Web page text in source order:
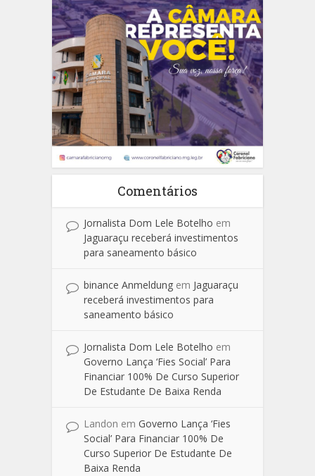
Comentários
Jornalista Dom Lele Botelho em
Jaguaraçu receberá investimentos
para saneamento básico
binance Anmeldung em Jaguaraçu
receberá investimentos para
saneamento básico
Jornalista Dom Lele Botelho em
Governo Lança ‘Fies Social’ Para
Financiar 100% De Curso Superior
De Estudante De Baixa Renda
Landon em Governo Lança ‘Fies
Social’ Para Financiar 100% De
Curso Superior De Estudante De
Baixa Renda